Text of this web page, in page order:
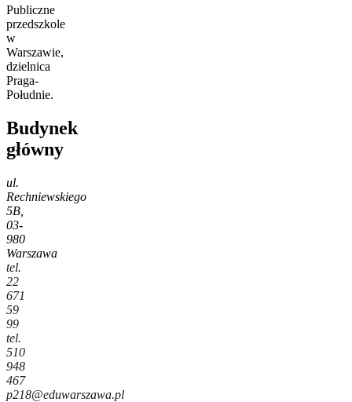
Publiczne
przedszkole
w
Warszawie,
dzielnica
Praga-
Południe.
Budynek
główny
ul.
Rechniewskiego
5B,
03-
980
Warszawa
tel.
22
671
59
99
tel.
510
948
467
p218@eduwarszawa.pl